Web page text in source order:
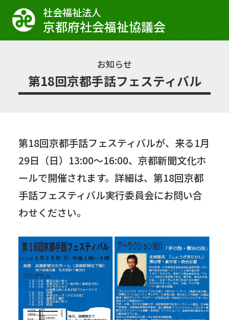
社会福祉法⼈
京都府社会福祉協議会
お知らせ
第18回京都手話フェスティバル
第18回京都手話フェスティバルが、来る1月
29日（日）13:00～16:00、京都新聞文化ホ
ールで開催されます。詳細は、第18回京都
手話フェスティバル実行委員会にお問い合
わせください。